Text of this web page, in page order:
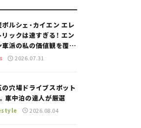
ルシェ・カイエン エレ
リックは速すぎる！ エン
車派の私の価値観を覆し
しいポルシェの走り。
2026.07.31
の穴場ドライブスポット
車中泊の達人が厳選
2026.08.04